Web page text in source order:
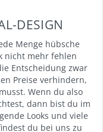
DESIGN
Menge hübsche
nicht mehr fehlen
Entscheidung zwar
Preise verhindern,
Wenn du also
dann bist du im
Looks und viele
du bei uns zu